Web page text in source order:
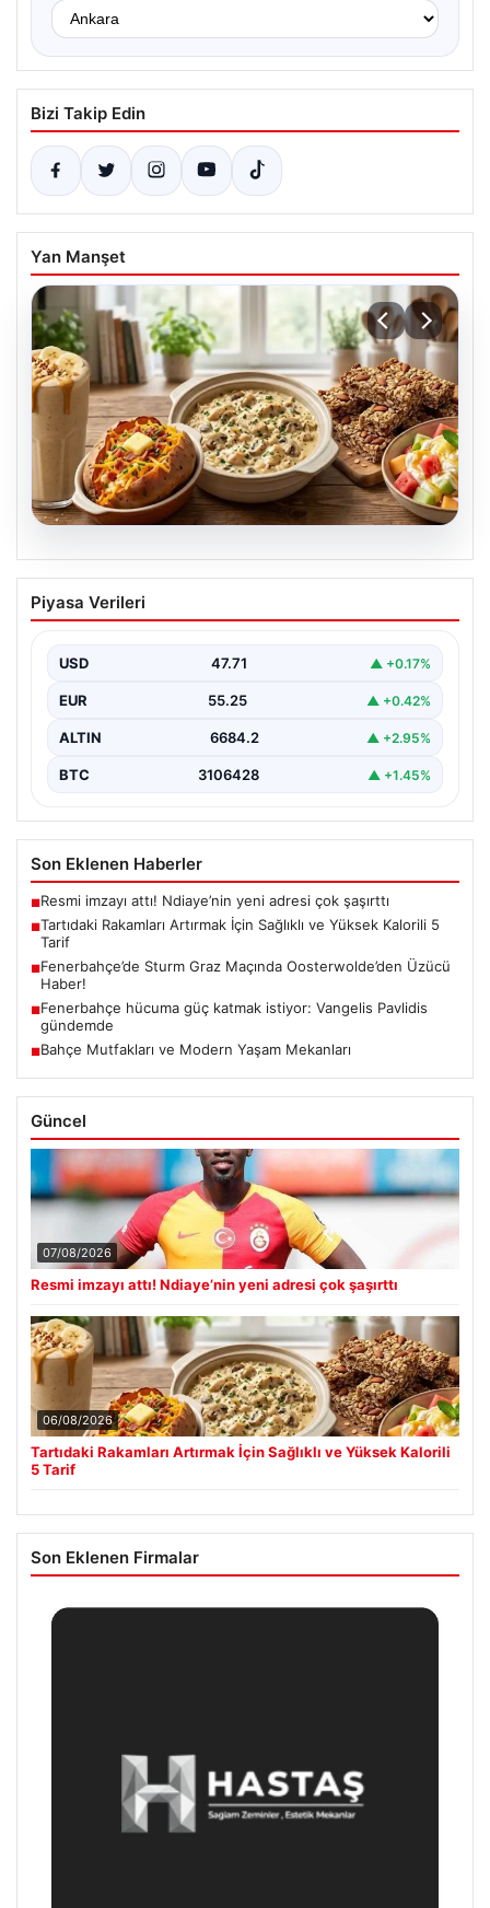
Bizi Takip Edin
Yan Manşet
06.08.2026
Tartıdaki Rakamları Artırmak İçin
Sağlıklı ve Yüksek Kalorili 5 Tarif
rahatsızlık hissi yaratmadan, dengeli ve kalori
açısından…
Piyasa Verileri
USD 47.71 ▲ +0.17%
EUR 55.25 ▲ +0.42%
ALTIN 6684.2 ▲ +2.95%
BTC 3106428 ▲ +1.45%
Son Eklenen Haberler
■Resmi imzayı attı! Ndiaye’nin yeni adresi çok şaşırttı
■Tartıdaki Rakamları Artırmak İçin Sağlıklı ve Yüksek Kalorili 5
Tarif
■Fenerbahçe’de Sturm Graz Maçında Oosterwolde’den Üzücü
Haber!
■Fenerbahçe hücuma güç katmak istiyor: Vangelis Pavlidis
gündemde
■Bahçe Mutfakları ve Modern Yaşam Mekanları
Güncel
07/08/2026
Resmi imzayı attı! Ndiaye’nin yeni adresi çok şaşırttı
06/08/2026
Tartıdaki Rakamları Artırmak İçin Sağlıklı ve Yüksek Kalorili
5 Tarif
Son Eklenen Firmalar